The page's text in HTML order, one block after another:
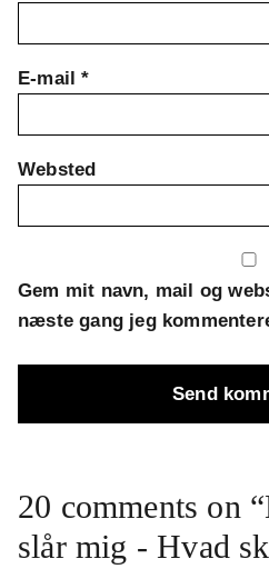
E-mail*
Websted
Gem mit navn, mail og
næste gang jeg
20 comments on
slår mig - Hvad